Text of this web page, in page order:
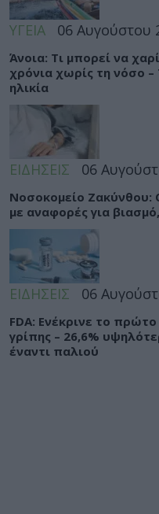
ΥΓΕΙΑ 06 Αυγούστου
Άνοια: Τι μπορεί να
χρόνια χωρίς τη νόσο –
ηλικία
ΕΙΔΗΣΕΙΣ 06
Νοσοκομείο Ζακύνθου:
με αναφορές για
ΕΙΔΗΣΕΙΣ 06
FDA: Ενέκρινε το
γρίπης – 26,6%
έναντι παλιού